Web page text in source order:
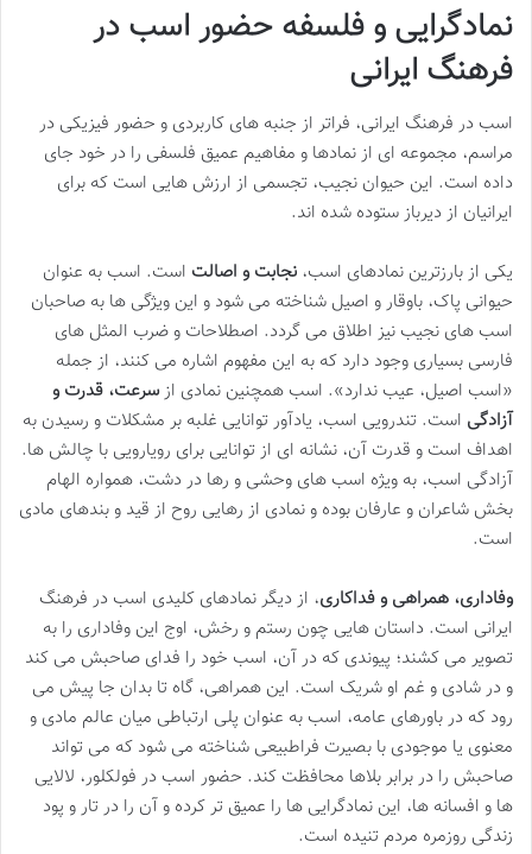
نمادگرایی و فلسفه حضور اسب در
فرهنگ ایرانی
اسب در فرهنگ ایرانی، فراتر از جنبه های کاربردی و حضور فیزیکی در
مراسم، مجموعه ای از نمادها و مفاهیم عمیق فلسفی را در خود جای
داده است. این حیوان نجیب، تجسمی از ارزش هایی است که برای
ایرانیان از دیرباز ستوده شده اند.
یکی از بارزترین نمادهای اسب، نجابت و اصالت است. اسب به عنوان
حیوانی پاک، باوقار و اصیل شناخته می شود و این ویژگی ها به صاحبان
اسب های نجیب نیز اطلاق می گردد. اصطلاحات و ضرب المثل های
فارسی بسیاری وجود دارد که به این مفهوم اشاره می کنند، از جمله
«اسب اصیل، عیب ندارد». اسب همچنین نمادی ازسرعت، قدرت و
آزادگی است. تندرویی اسب، یادآور توانایی غلبه بر مشکلات و رسیدن به
اهداف است و قدرت آن، نشانه ای از توانایی برای رویارویی با چالش ها.
آزادگی اسب، به ویژه اسب های وحشی و رها در دشت، همواره الهام
بخش شاعران و عارفان بوده و نمادی از رهایی روح از قید و بندهای مادی
است.
وفاداری، همراهی و فداکاری، از دیگر نمادهای کلیدی اسب در فرهنگ
ایرانی است. داستان هایی چون رستم و رخش، اوج این وفاداری را به
تصویر می کشند؛ پیوندی که در آن، اسب خود را فدای صاحبش می کند
و در شادی و غم او شریک است. این همراهی، گاه تا بدان جا پیش می
رود که در باورهای عامه، اسب به عنوان پلی ارتباطی میان عالم مادی و
معنوی یا موجودی با بصیرت فراطبیعی شناخته می شود که می تواند
صاحبش را در برابر بلاها محافظت کند. حضور اسب در فولکلور، لالایی
ها و افسانه ها، این نمادگرایی ها را عمیق تر کرده و آن را در تار و پود
زندگی روزمره مردم تنیده است.